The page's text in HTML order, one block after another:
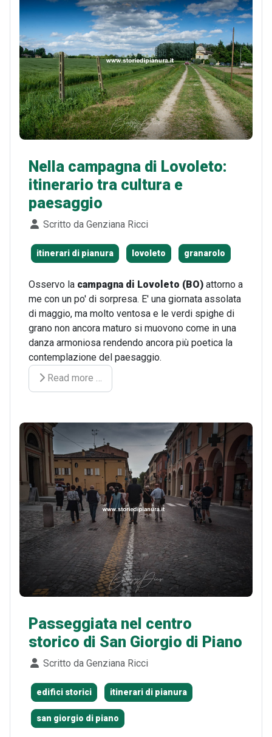
Nella campagna di Lovoleto:
itinerario tra cultura e
paesaggio
Dettagli
Scritto da Genziana Ricci
itinerari di pianura lovoleto granarolo
Osservo la campagna di Lovoleto (BO) attorno a
me con un po' di sorpresa. E' una giornata assolata
di maggio, ma molto ventosa e le verdi spighe di
grano non ancora maturo si muovono come in una
danza armoniosa rendendo ancora più poetica la
contemplazione del paesaggio.
Read more …
Passeggiata nel centro
storico di San Giorgio di Piano
Dettagli
Scritto da Genziana Ricci
edifici storici itinerari di pianura
san giorgio di piano